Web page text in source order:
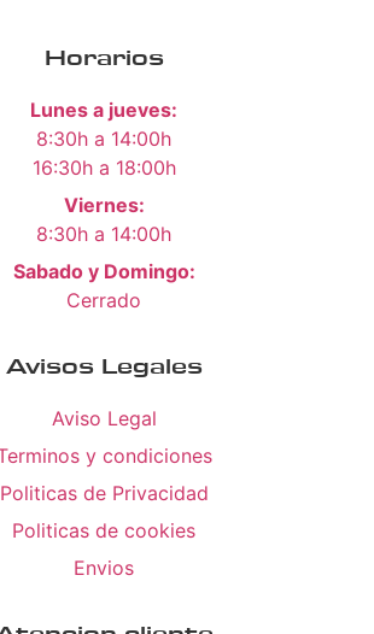
Horarios
Lunes a jueves:
8:30h a 14:00h
16:30h a 18:00h
Viernes:
8:30h a 14:00h
Sabado y Domingo:
Cerrado
Avisos Legales
Aviso Legal
y condiciones
Politicas de Privacidad
Politicas de cookies
Envios